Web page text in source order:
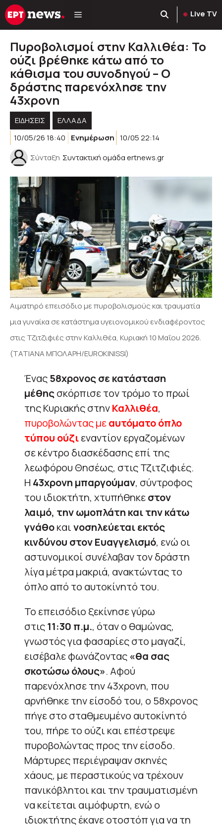
Μετάβαση
σε
Live TV
Πυροβολισμοί στην Καλλιθέα: Το
ούζι βρέθηκε κάτω από το
κάθισμα του συνοδηγού – Ο
δράστης παρενόχλησε την
43χρονη
ΕΙΔΗΣΕΙΣ
ΕΛΛΑΔΑ
10/05/26 18:40
Ενημέρωση 10/05 22:14
Σύνταξη Συντακτική ομάδα ertnews.gr
Αιματηρό επεισόδιο με πυροβολισμούς και τραυματία
μια γυναίκα σε κατάστημα υγειονομικού ενδιαφέροντος
στις Τζιτζιφιές στην Καλλιθέα, Κυριακή 10 Μαΐου 2026.
(ΤΑΤΙΑΝΑ ΜΠΟΛΑΡΗ/EUROKINISSI)
Ένας58χρονος σε κατάσταση
μέθηςσκόρπισε τον τρόμο το πρωί
της Κυριακής στηνΚαλλιθέα,
πυροβολώντας μεαυτόματο όπλο
τύπου ούζιεναντίον εργαζομένων
σε κέντρο διασκέδασης επί της
λεωφόρου Θησέως, στις Τζιτζιφιές.
Η 43χρονη μπαργούμαν, σύντροφος
του ιδιοκτήτη, χτυπήθηκεστον
λαιμό, την ωμοπλάτη και την κάτω
γνάθοκαινοσηλεύεται εκτός
κινδύνου στον Ευαγγελισμό, ενώ οι
αστυνομικοί συνέλαβαν τον δράστη
λίγα μέτρα μακριά, ανακτώντας το
όπλο από το αυτοκίνητό του.
Το επεισόδιο ξεκίνησε γύρω
στις11:30 π.μ., όταν ο θαμώνας,
γνωστός για φασαρίες στο μαγαζί,
εισέβαλε φωνάζοντας«θα σας
σκοτώσω όλους». Αφού
παρενόχλησε την 43χρονη, που
αρνήθηκε την είσοδό του, ο 58χρονος
πήγε στο σταθμευμένο αυτοκίνητό
του, πήρε το ούζι και επέστρεψε
πυροβολώντας προς την είσοδο.
Μάρτυρες περιέγραψαν σκηνές
χάους, με περαστικούς να τρέχουν
πανικόβλητοι και την τραυματισμένη
να κείτεται αιμόφυρτη, ενώ ο
ιδιοκτήτης έκανε οτοστόπ για να τη